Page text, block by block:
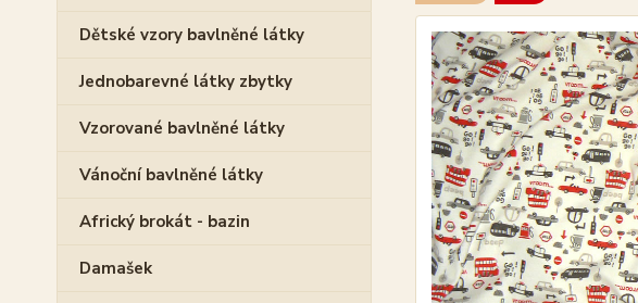
Dětské vzory bavlněné látky
Jednobarevné látky zbytky
Vzorované bavlněné látky
Vánoční bavlněné látky
Africký brokát - bazin
Damašek